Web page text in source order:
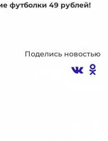
футболки 49 рублей!
Поделись новостью